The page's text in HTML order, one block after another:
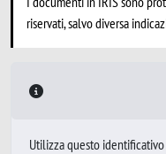
riservati, salvo diversa
Utilizza questo